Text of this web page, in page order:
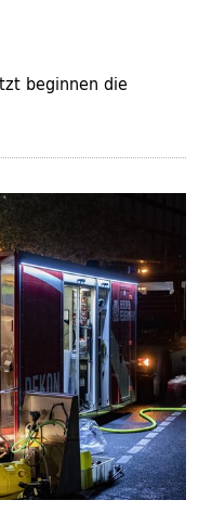
beginnen die